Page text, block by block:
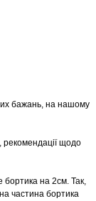
бажань, на нашому
рекомендації щодо
на 2см. Так,
частина бортика